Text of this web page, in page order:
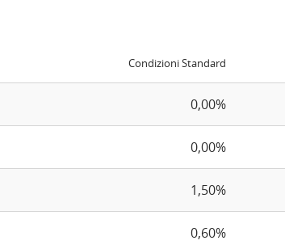
Condizioni Standard
0,00%
0,00%
1,50%
0,60%